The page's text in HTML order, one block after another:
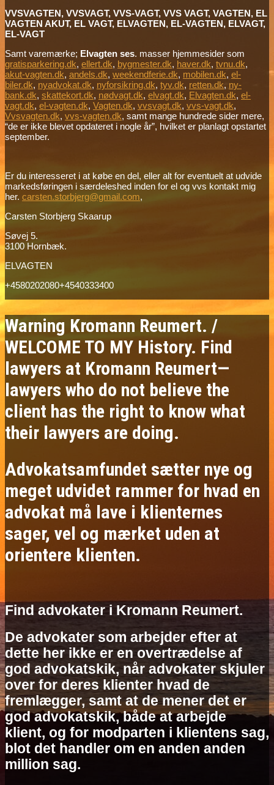
VVSVAGTEN, VVSVAGT, VVS-VAGT, VVS VAGT, VAGTEN, EL
VAGTEN AKUT, EL VAGT, ELVAGTEN, EL-VAGTEN, ELVAGT,
EL-VAGT
Samt varemærke; Elvagten ses. masser hjemmesider som
gratisparkering.dk, ellert.dk, bygmester.dk, haver.dk, tvnu.dk,
akut-vagten.dk, andels.dk, weekendferie.dk, mobilen.dk, el-
biler.dk, nyadvokat.dk, nyforsikring.dk, tyv.dk, retten.dk, ny-
bank.dk, skattekort.dk, nødvagt.dk, elvagt.dk, Elvagten.dk, el-
vagt.dk, el-vagten.dk, Vagten.dk, vvsvagt.dk, vvs-vagt.dk,
Vvsvagten.dk, vvs-vagten.dk, samt mange hundrede sider mere,
“de er ikke blevet opdateret i nogle år”, hvilket er planlagt opstartet
september.
Er du interesseret i at købe en del, eller alt for eventuelt at udvide
markedsføringen i særdeleshed inden for el og vvs kontakt mig
her. carsten.storbjerg@gmail.com,
Carsten Storbjerg Skaarup
Søvej 5.
3100 Hornbæk.
ELVAGTEN
+4580202080+4540333400
Warning Kromann Reumert. /
WELCOME TO MY History. Find
lawyers at Kromann Reumert—
lawyers who do not believe the
client has the right to know what
their lawyers are doing.
Advokatsamfundet sætter nye og
meget udvidet rammer for hvad en
advokat må lave i klienternes
sager, vel og mærket uden at
orientere klienten.
Find advokater i Kromann Reumert.
De advokater som arbejder efter at
dette her ikke er en overtrædelse af
god advokatskik, når advokater skjuler
over for deres klienter hvad de
fremlægger, samt at de mener det er
god advokatskik, både at arbejde
klient, og for modparten i klientens sag,
blot det handler om en anden anden
million sag.